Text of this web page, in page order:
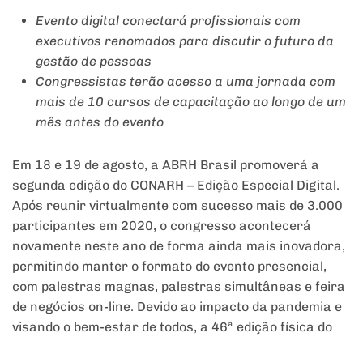
Evento digital conectará profissionais com
executivos renomados para discutir o futuro da
gestão de pessoas
Congressistas terão acesso a uma jornada com
mais de 10 cursos de capacitação ao longo de um
mês antes do evento
Em 18 e 19 de agosto, a ABRH Brasil promoverá a
segunda edição do CONARH – Edição Especial Digital.
Após reunir virtualmente com sucesso mais de 3.000
participantes em 2020, o congresso acontecerá
novamente neste ano de forma ainda mais inovadora,
permitindo manter o formato do evento presencial,
com palestras magnas, palestras simultâneas e feira
de negócios on-line. Devido ao impacto da pandemia e
visando o bem-estar de todos, a 46ª edição física do